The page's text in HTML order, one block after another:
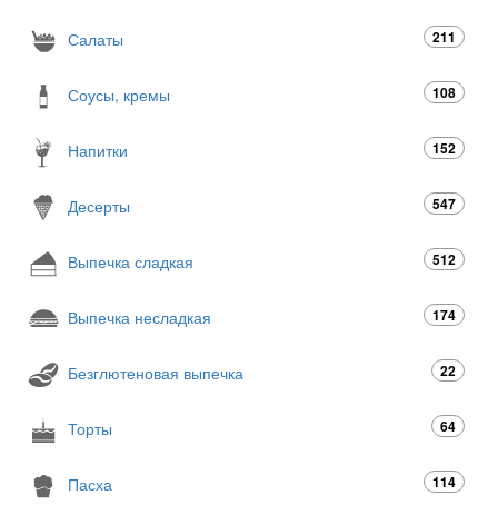
Салаты 211
Соусы, кремы 108
Напитки 152
Десерты 547
Выпечка сладкая 512
Выпечка несладкая 174
Безглютеновая выпечка 22
Торты 64
Пасха 114